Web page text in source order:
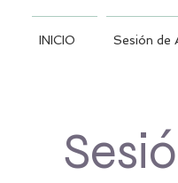
INICIO Sesión de